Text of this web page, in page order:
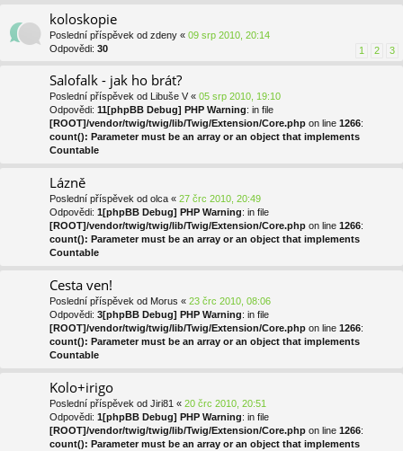
koloskopie
Poslední příspěvek od zdeny « 09 srp 2010, 20:14
Odpovědi: 30 1 2 3
Salofalk - jak ho brát?
Poslední příspěvek od Libuše V « 05 srp 2010, 19:10
Odpovědi: 11[phpBB Debug] PHP Warning: in file
[ROOT]/vendor/twig/twig/lib/Twig/Extension/Core.php on line 1266:
count(): Parameter must be an array or an object that implements
Countable
Lázně
Poslední příspěvek od olca « 27 črc 2010, 20:49
Odpovědi: 1[phpBB Debug] PHP Warning: in file
[ROOT]/vendor/twig/twig/lib/Twig/Extension/Core.php on line 1266:
count(): Parameter must be an array or an object that implements
Countable
Cesta ven!
Poslední příspěvek od Morus « 23 črc 2010, 08:06
Odpovědi: 3[phpBB Debug] PHP Warning: in file
[ROOT]/vendor/twig/twig/lib/Twig/Extension/Core.php on line 1266:
count(): Parameter must be an array or an object that implements
Countable
Kolo+irigo
Poslední příspěvek od Jiri81 « 20 črc 2010, 20:51
Odpovědi: 1[phpBB Debug] PHP Warning: in file
[ROOT]/vendor/twig/twig/lib/Twig/Extension/Core.php on line 1266:
count(): Parameter must be an array or an object that implements